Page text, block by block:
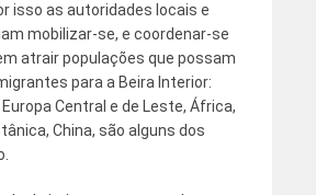
isso as autoridades locais e
mobilizar-se, e coordenar-se
atrair populações que possam
para a Beira Interior:
Central e de Leste, África,
China, são alguns dos